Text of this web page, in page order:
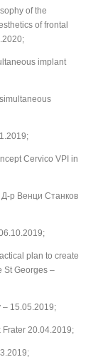
of the
of frontal
implant
Cervico VPI in
Д-р Венци Станков
plan to create
St Georges –
– 15.05.2019;
Frater 20.04.2019;